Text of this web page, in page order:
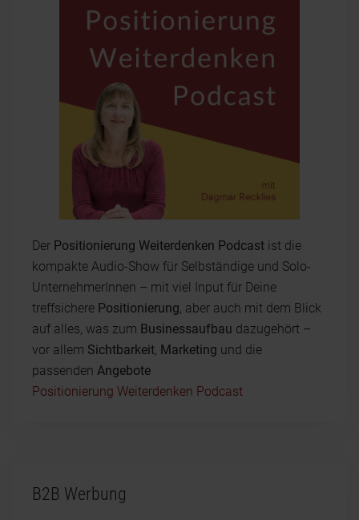
Der Positionierung Weiterdenken Podcast ist die
kompakte Audio-Show für Selbständige und Solo-
UnternehmerInnen – mit viel Input für Deine
treffsichere Positionierung, aber auch mit dem Blick
auf alles, was zum Businessaufbau dazugehört –
vor allem Sichtbarkeit, Marketing und die
passenden Angebote
Positionierung Weiterdenken Podcast
B2B Werbung